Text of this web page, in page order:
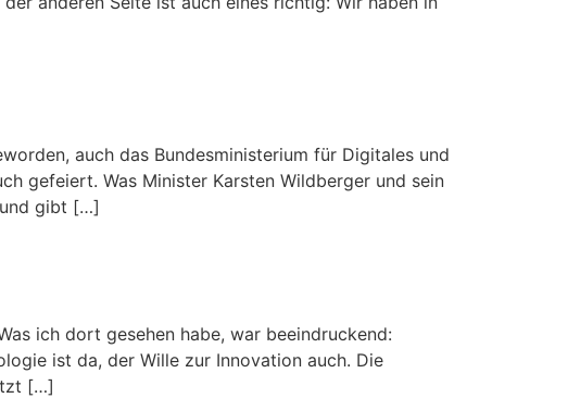
auch das Bundesministerium für Digitales und
gefeiert. Was Minister Karsten Wildberger und sein
gibt […]
ich dort gesehen habe, war beeindruckend:
ist da, der Wille zur Innovation auch. Die
[…]